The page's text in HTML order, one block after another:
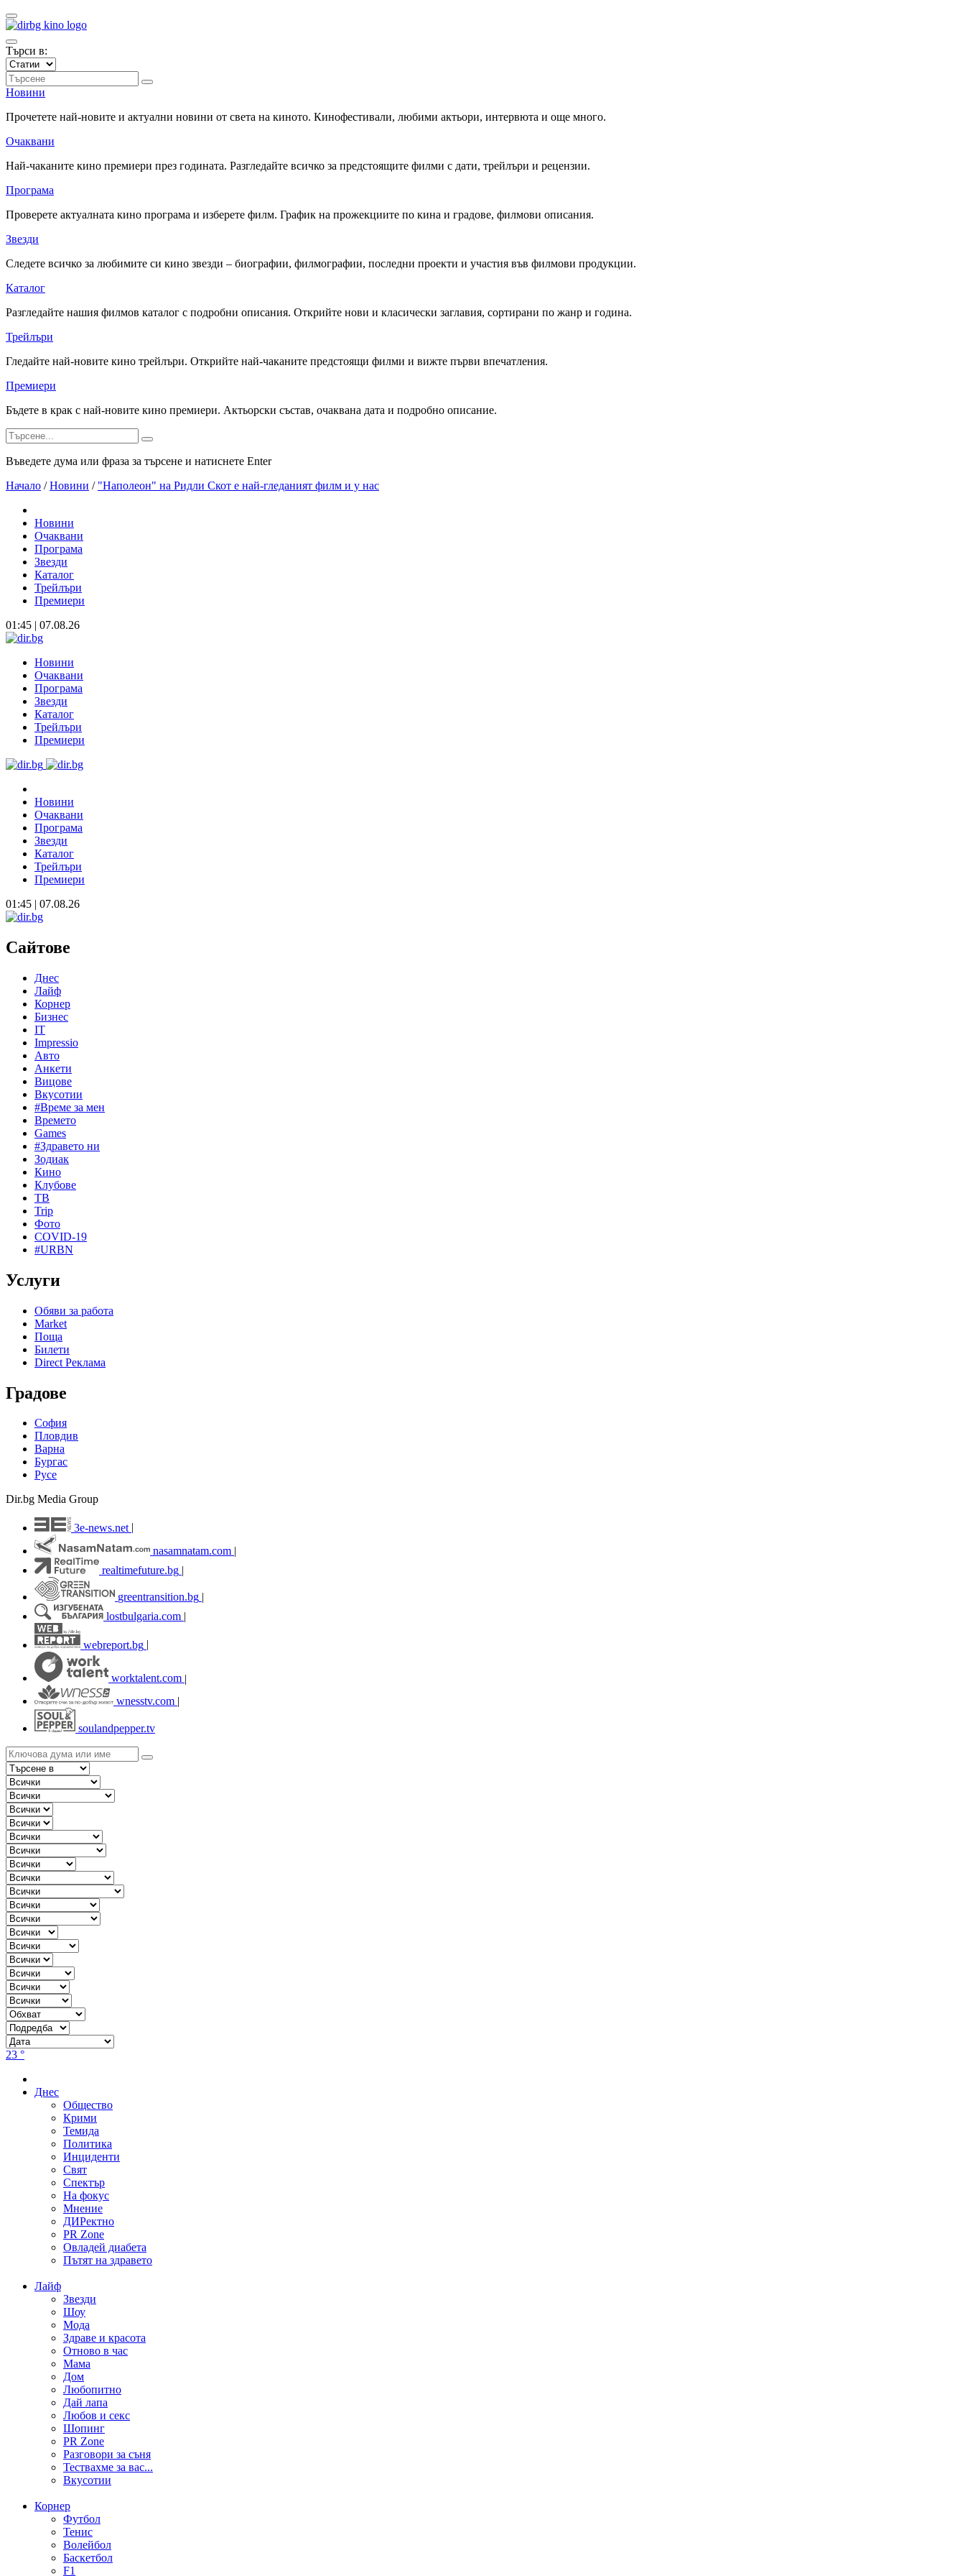
Търси в:
Новини
Прочетете най-новите и актуални новини от света на киното. Кинофестивали, любими актьори, интервюта и още много.
Очаквани
Най-чаканите кино премиери през годината. Разгледайте всичко за предстоящите филми с дати, трейлъри и рецензии.
Програма
Проверете актуалната кино програма и изберете филм. График на прожекциите по кина и градове, филмови описания.
Звезди
Следете всичко за любимите си кино звезди – биографии, филмографии, последни проекти и участия във филмови продукции.
Каталог
Разгледайте нашия филмов каталог с подробни описания. Открийте нови и класически заглавия, сортирани по жанр и година.
Трейлъри
Гледайте най-новите кино трейлъри. Открийте най-чаканите предстоящи филми и вижте първи впечатления.
Премиери
Бъдете в крак с най-новите кино премиери. Актьорски състав, очаквана дата и подробно описание.
Въведете дума или фраза за търсене и натиснете Enter
Начало / Новини / "Наполеон" на Ридли Скот е най-гледаният филм и у нас
Новини
Очаквани
Програма
Звезди
Каталог
Трейлъри
Премиери
01:45 | 07.08.26
Новини
Очаквани
Програма
Звезди
Каталог
Трейлъри
Премиери
Новини
Очаквани
Програма
Звезди
Каталог
Трейлъри
Премиери
01:45 | 07.08.26
Сайтове
Днес
Лайф
Корнер
Бизнес
IT
Impressio
Авто
Анкети
Вицове
Вкусотии
#Време за мен
Времето
Games
#Здравето ни
Зодиак
Кино
Клубове
ТВ
Trip
Фото
COVID-19
#URBN
Услуги
Обяви за работа
Market
Поща
Билети
Direct Реклама
Градове
София
Пловдив
Варна
Бургас
Русе
Dir.bg Media Group
3e-news.net
nasamnatam.com |
realtimefuture.bg |
greentransition.bg |
lostbulgaria.com |
webreport.bg
worktalent.com |
wnesstv.com |
soulandpepper.tv
23 °
Днес
Общество
Крими
Темида
Политика
Инциденти
Свят
Спектър
На фокус
Мнение
ДИРектно
PR Zone
Овладей диабета
Пътят на здравето
Лайф
Звезди
Шоу
Мода
Здраве и красота
Отново в час
Мама
Дом
Любопитно
Дай лапа
Любов и секс
Шопинг
PR Zone
Разговори за съня
Тествахме за вас...
Вкусотии
Корнер
Футбол
Тенис
Волейбол
Баскетбол
F1